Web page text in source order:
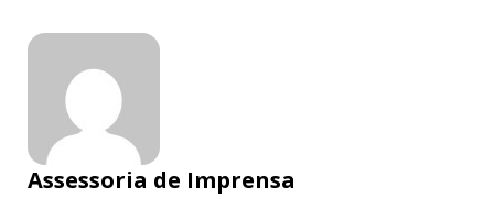
Assessoria de Imprensa